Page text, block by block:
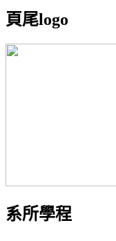
頁尾logo
系所學程